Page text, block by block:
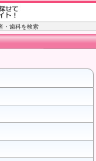
・歯科を検索